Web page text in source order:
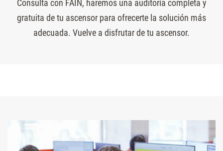
Consulta con FAIN, haremos una auditoría completa y
gratuita de tu ascensor para ofrecerte la solución más
adecuada. Vuelve a disfrutar de tu ascensor.